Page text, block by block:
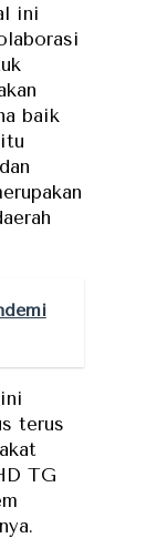
ini
baik
terus
TG